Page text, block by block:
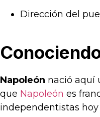
Dirección del
Napoleón nació aquí
que Napoleón es
independentistas